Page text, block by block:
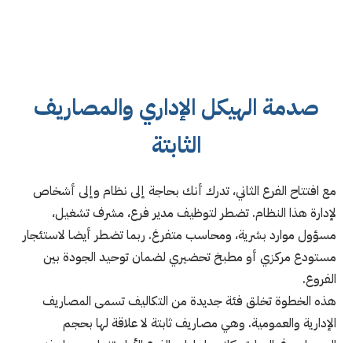
صدمة الهيكل الإداري والمصاريف
الثابتة
مع افتتاح الفرع الثاني، تدرك أنك بحاجة إلى نظام وإلى أشخاص
لإدارة هذا النظام. تضطر لتوظيف مدير فرع، مشرف تشغيل،
مسؤول موارد بشرية، ومحاسب متفرغ. ربما تضطر أيضا لاستئجار
مستودع مركزي أو مطبخ تحضيري لضمان توحيد الجودة بين
الفروع.
هذه الخطوة تخلق فئة جديدة من التكاليف تسمى المصاريف
الإدارية والعمومية. وهي مصاريف ثابتة لا علاقة لها بحجم